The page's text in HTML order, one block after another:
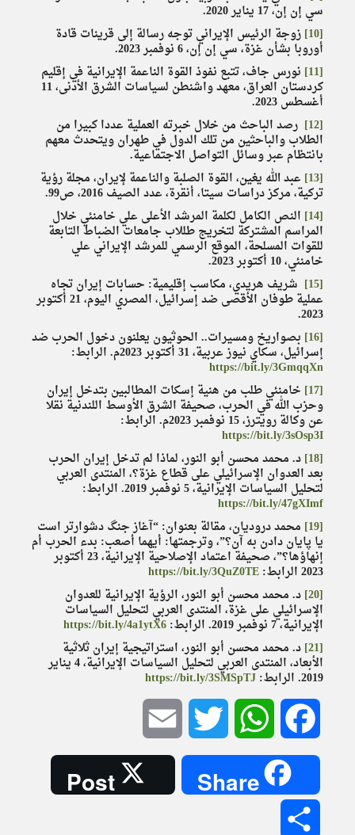
سي إن إن، 17 يناير 2020.
[10]
زوجة الرئيس الإيراني توجه رسالة إلى قرينات قادة
أوروبا بشأن غزة، سي إن إن، 6 نوفمبر 2023.
[11]
نورس جاف، تتبع نفوذ القوة الناعمة الإيرانية في إقليم
كردستان العراق، معهد واشنطن لسياسات الشرق الأدنى، 11
أغسطس 2023.
[12]
رصد الباحث من خلال خبرته العملية عددا كبيرا من
الطلاب والباحثين من تلك الدول في طهران ويتحدث معهم
بانتظام عبر وسائل التواصل الاجتماعية.
[13]
عبد الله يغين، القوة الصلبة والناعمة لإيران، مجلة رؤية
تركية، مركز دراسات سيتا، أنقرة، عدد الصيف 2016، ص99.
[14]
النص الكامل لكلمة المرشد الأعلى علي خامنئي خلال
المراسم المشتركة لتخريج طللاب جامعات الضباط التابعة
للقوات المسلحة، الموقع الرسمي للمرشد الإيراني علي
خامنئي، 10 أكتوبر 2023.
[15]
شريف هريدي، مكاسب إقليمية: حسابات إيران تجاه
عملية طوفان الأقصى ضد إسرائيل، المصري اليوم، 21 أكتوبر
2023.
[16]
بصواريخ ومسيرات.. الحوثيون يعلنون دخول الحرب ضد
إسرائيل، سكاي نيوز عربية، 31 أكتوبر 2023م. الرابط:
https://bit.ly/3GmqqXn
[17]
خامنئي طلب من هنية إسكات المطالبين بتدخل إيران
وحزب الله في الحرب، صحيفة الشرق الأوسط اللندنية نقلا
عن وكالة رويترز، 15 نوفمبر 2023م. الرابط:
https://bit.ly/3sOsp3I
[18]
د. محمد محسن أبو النور، لماذا لم تدخل إيران الحرب
بعد العدوان الإسرائيلي على قطاع غزة؟، المنتدى العربي
لتحليل السياسات الإيرانية، 5 نوفمبر 2019. الرابط:
https://bit.ly/47gXImf
[19]
محمد دروديان، مقالة بعنوان: “آغاز جنگ دشوار‌تر است
يا پايان دادن به آن؟”، وترجمتها: أيهما أصعب: بدء الحرب أم
إنهاؤها؟”، صحيفة اعتماد الإصلاحية الإيرانية، 23 أكتوبر
2023 الرابط:
https://bit.ly/3QuZ0TE
[20]
د. محمد محسن أبو النور، الرؤية الإيرانية للعدوان
الإسرائيلي على غزة، المنتدى العربي لتحليل السياسات
الإيرانية، 7 نوفمبر 2019. الرابط:
https://bit.ly/4a1ytX6
[21]
د. محمد محسن أبو النور، استراتيجية إيران ثلاثية
الأبعاد، المنتدى العربي لتحليل السياسات الإيرانية، 4 يناير
2019. الرابط: https://bit.ly/3SMSpTJ
Facebook
WhatsApp
Twitter
Share
Post